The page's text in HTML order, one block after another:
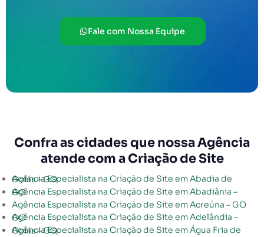
Fale com Nossa Equipe
Confra as cidades que nossa Agência
atende com a Criação de Site
Agência Especialista na Criação de Site em Abadia de Goiás – GO
Agência Especialista na Criação de Site em Abadiânia – GO
Agência Especialista na Criação de Site em Acreúna – GO
Agência Especialista na Criação de Site em Adelândia – GO
Agência Especialista na Criação de Site em Água Fria de Goiás – GO